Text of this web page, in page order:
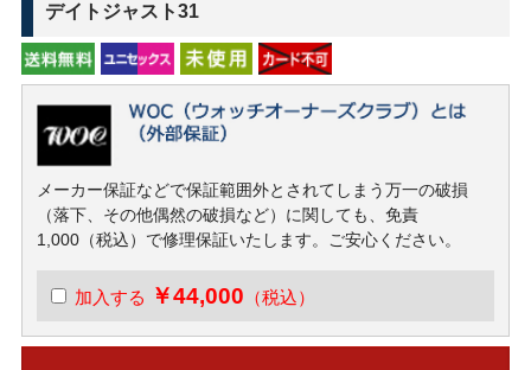
デイトジャスト31
メーカー保証などで保証範囲外とされてしまう万一の破損
（落下、その他偶然の破損など）に関しても、免責
1,000（税込）で修理保証いたします。ご安心ください。
加入する ￥44,000 （税込）